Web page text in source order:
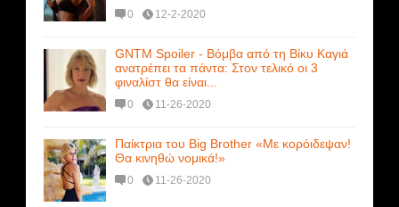
0 12-2-2020
GNTM Spoiler - Βόμβα από τη Βίκυ Καγιά
ανατρέπει τα πάντα: Στον τελικό οι 3
φιναλίστ θα είναι...
0 11-26-2020
Παίκτρια του Big Brother «Με κορόιδεψαν!
Θα κινηθώ νομικά!»
0 11-26-2020